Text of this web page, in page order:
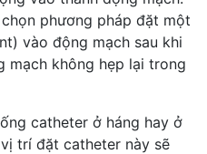
phương pháp đặt một
vào động mạch sau khi
mạch không hẹp lại trong
catheter ở háng hay ở
trí đặt catheter này sẽ